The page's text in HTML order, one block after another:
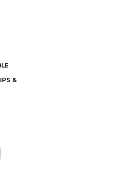
&
Dew Gel Lip Oil